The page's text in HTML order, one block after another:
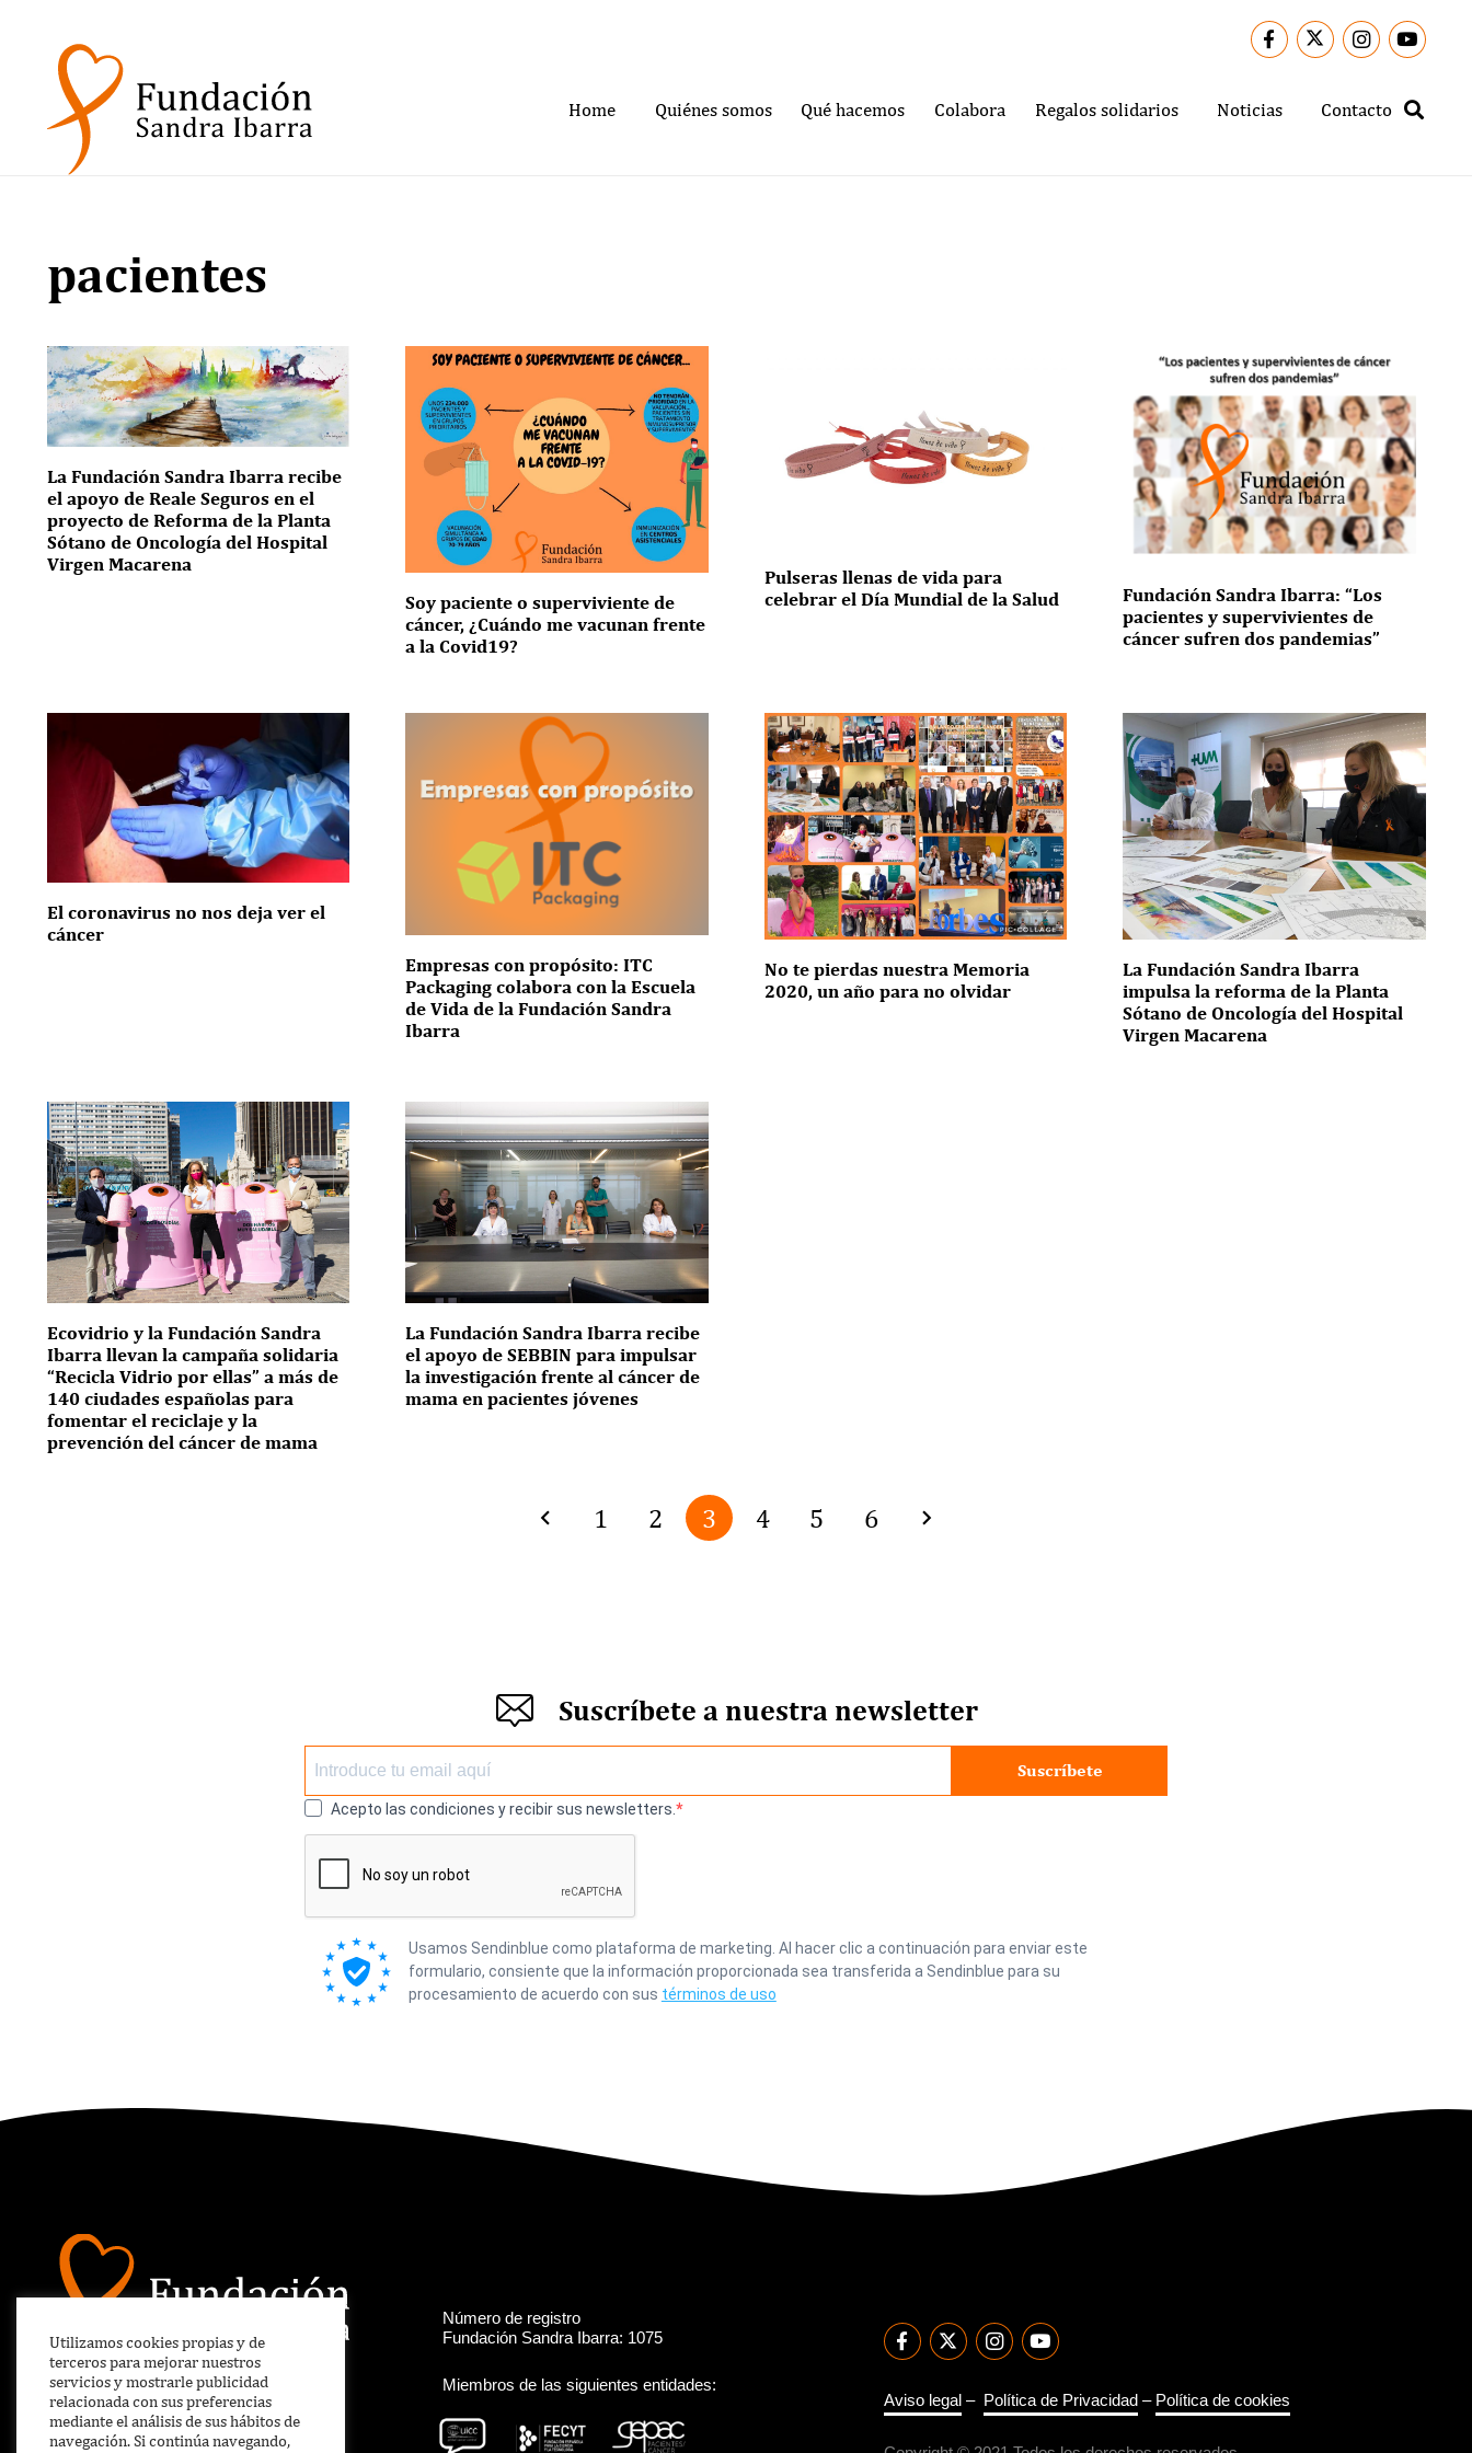
Home Quiénes somos Qué hacemos Colabora Regalos solidarios Noticias Contacto
pacientes
La Fundación Sandra Ibarra recibe
el apoyo de Reale Seguros en el
proyecto de Reforma de la Planta
Sótano de Oncología del Hospital
Virgen Macarena
Soy paciente o superviviente de
cáncer, ¿Cuándo me vacunan frente
a la Covid19?
Pulseras llenas de vida para
celebrar el Día Mundial de la Salud
Fundación Sandra Ibarra: “Los
pacientes y supervivientes de
cáncer sufren dos pandemias”
El coronavirus no nos deja ver el
cáncer
Empresas con propósito: ITC
Packaging colabora con la Escuela
de Vida de la Fundación Sandra
Ibarra
No te pierdas nuestra Memoria
2020, un año para no olvidar
La Fundación Sandra Ibarra
impulsa la reforma de la Planta
Sótano de Oncología del Hospital
Virgen Macarena
Ecovidrio y la Fundación Sandra
Ibarra llevan la campaña solidaria
“Recicla Vidrio por ellas” a más de
140 ciudades españolas para
fomentar el reciclaje y la
prevención del cáncer de mama
La Fundación Sandra Ibarra recibe
el apoyo de SEBBIN para impulsar
la investigación frente al cáncer de
mama en pacientes jóvenes
1 2 3 4 5 6
Suscríbete a nuestra newsletter
Suscríbete
Acepto las condiciones y recibir sus newsletters.
Usamos Sendinblue como plataforma de marketing. Al hacer clic a continuación para enviar este
formulario, consiente que la información proporcionada sea transferida a Sendinblue para su
procesamiento de acuerdo con sus términos de uso
Número de registro
Fundación Sandra Ibarra: 1075
Miembros de las siguientes entidades:
Aviso legal– Política de Privacidad– Política de cookies
Utilizamos cookies propias y de
terceros para mejorar nuestros
servicios y mostrarle publicidad
relacionada con sus preferencias
mediante el análisis de sus hábitos de
navegación. Si continúa navegando,